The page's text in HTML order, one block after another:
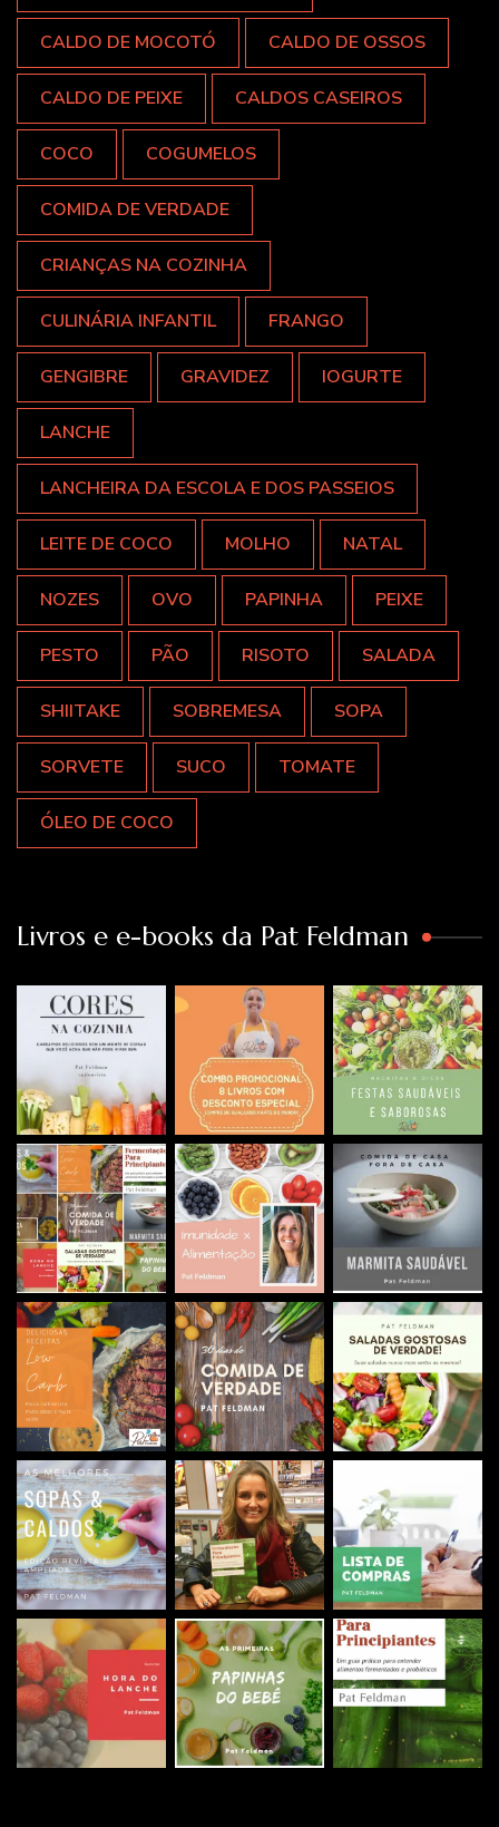
CALDO DE MOCOTÓ CALDO DE OSSOS
CALDO DE PEIXE CALDOS CASEIROS
COCO COGUMELOS
COMIDA DE VERDADE
CRIANÇAS NA COZINHA
CULINÁRIA INFANTIL FRANGO
GENGIBRE GRAVIDEZ IOGURTE
LANCHE
LANCHEIRA DA ESCOLA E DOS PASSEIOS
LEITE DE COCO MOLHO NATAL
NOZES OVO PAPINHA PEIXE
PESTO PÃO RISOTO SALADA
SHIITAKE SOBREMESA SOPA
SORVETE SUCO TOMATE
ÓLEO DE COCO
Livros e e-books da Pat Feldman